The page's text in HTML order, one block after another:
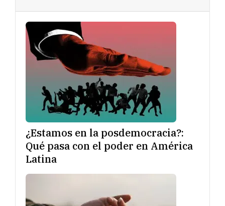
¿Estamos en la posdemocracia?:
Qué pasa con el poder en América
Latina